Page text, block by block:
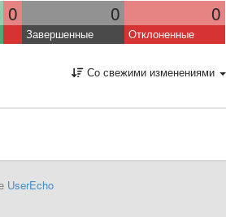
0 0 0
Завершенные Отклоненные
Со свежими изменениями
UserEcho